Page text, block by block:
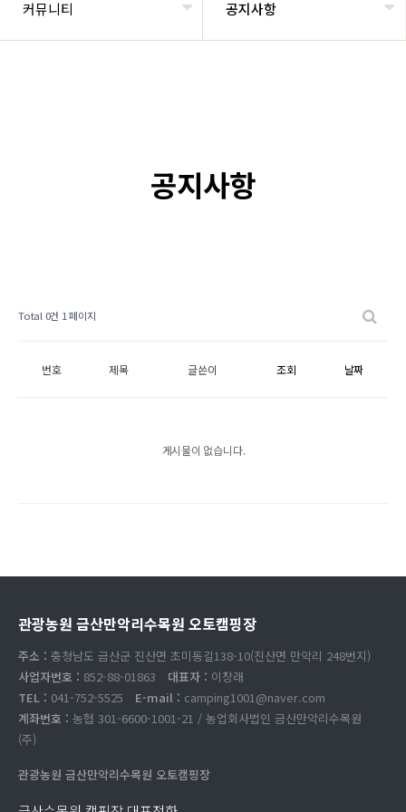
커뮤니티 공지사항
공지사항
Total 0건 1 페이지
번호 제목 글쓴이 조회 날짜
게시물이 없습니다.
관광농원 금산만악리수목원 오토캠핑장
주소 : 충청남도 금산군 진산면 초미동길138-10(진산면 만악리 248번지)
사업자번호 : 852-88-01863 대표자 : 이창래
TEL : 041-752-5525 E-mail : camping1001@naver.com
계좌번호 : 농협 301-6600-1001-21 / 농업회사법인 금산만악리수목원
(주)
관광농원 금산만악리수목원 오토캠핑장